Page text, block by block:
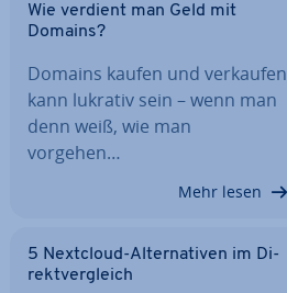
Wie verdient man Geld mit
Domains?
Domains kaufen und verkaufen
kann lukrativ sein – wenn man
denn weiß, wie man
vorgehen…
Mehr lesen
5 Nextcloud-Al­ter­na­ti­ven im Di­
rekt­ver­gleich